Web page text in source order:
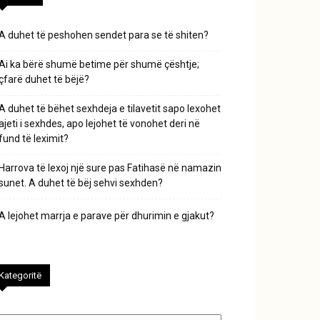
duhet të peshohen sendet para se të shiten?
ka bërë shumë betime për shumë çështje;
duhet të bëjë?
duhet të bëhet sexhdeja e tilavetit sapo lexohet
i sexhdes, apo lejohet të vonohet deri në
të leximit?
Harrova të lexoj një sure pas Fatihasë në namazin
A duhet të bëj sehvi sexhden?
lejohet marrja e parave për dhurimin e gjakut?